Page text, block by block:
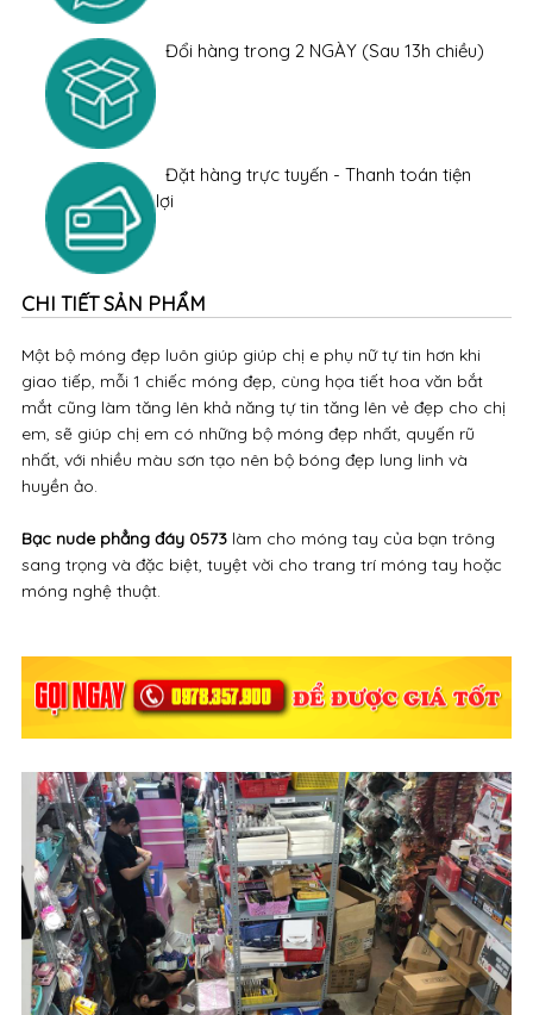
Đổi hàng trong 2 NGÀY (Sau 13h chiều)
Đặt hàng trực tuyến - Thanh toán tiện
lợi
CHI TIẾT SẢN PHẨM
Một bộ móng đẹp luôn giúp giúp chị e phụ nữ tự tin hơn khi
giao tiếp, mỗi 1 chiếc móng đẹp, cùng họa tiết hoa văn bắt
mắt cũng làm tăng lên khả năng tự tin tăng lên vẻ đẹp cho chị
em, sẽ giúp chị em có những bộ móng đẹp nhất, quyến rũ
nhất, với nhiều màu sơn tạo nên bộ bóng đẹp lung linh và
huyền ảo.
Bạc nude phẳng đáy 0573 làm cho móng tay của bạn trông
sang trọng và đặc biệt, tuyệt vời cho trang trí móng tay hoặc
móng nghệ thuật.